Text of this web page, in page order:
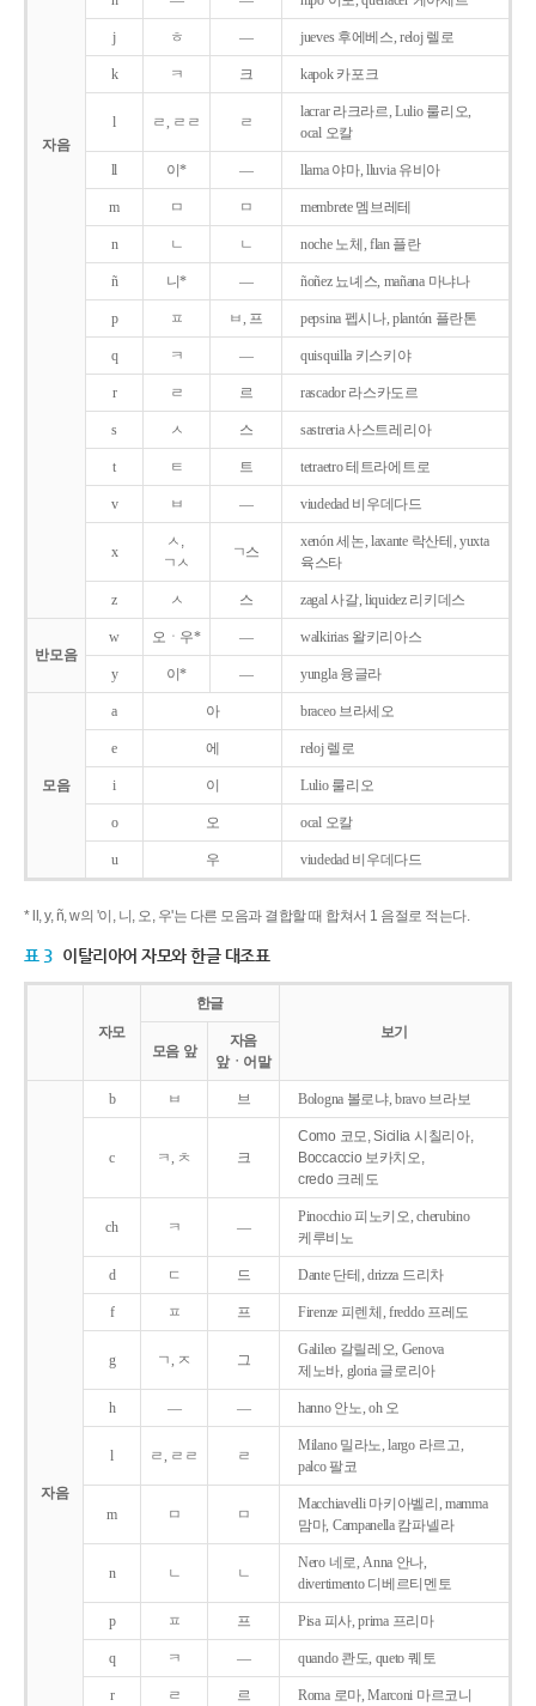
자음
j ㅎ ― jueves 후에베스, reloj 렐로
k ㅋ 크 kapok 카포크
l ㄹ, ㄹㄹ ㄹ
lacrar 라크라르, Lulio 룰리오,
ocal 오칼
ll 이* ― llama 야마, lluvia 유비아
m ㅁ ㅁ membrete 멤브레테
n ㄴ ㄴ noche 노체, flan 플란
ñ 니* ― ñoñez 뇨녜스, mañana 마냐나
p ㅍ ㅂ, 프 pepsina 펩시나, plantón 플란톤
q ㅋ ― quisquilla 키스키야
r ㄹ 르 rascador 라스카도르
s ㅅ 스 sastreria 사스트레리아
t ㅌ 트 tetraetro 테트라에트로
v ㅂ ― viudedad 비우데다드
x
ㅅ,
ㄱㅅ
ㄱ스
xenón 세논, laxante 락산테, yuxta
육스타
z ㅅ 스 zagal 사갈, liquidez 리키데스
반모음
w 오ㆍ우* ― walkirias 왈키리아스
y 이* ― yungla 융글라
모음
a 아 braceo 브라세오
e 에 reloj 렐로
i 이 Lulio 룰리오
o 오 ocal 오칼
u 우 viudedad 비우데다드
* ll, y, ñ, w의 '이, 니, 오, 우'는 다른 모음과 결합할 때 합쳐서 1 음절로 적는다.
표 3 이탈리아어 자모와 한글 대조표
자모
한글
보기
모음 앞
자음
앞ㆍ어말
자음
b ㅂ 브 Bologna 볼로냐, bravo 브라보
c ㅋ, ㅊ 크
Como 코모, Sicilia 시칠리아,
Boccaccio 보카치오,
credo 크레도
ch ㅋ ―
Pinocchio 피노키오, cherubino
케루비노
d ㄷ 드 Dante 단테, drizza 드리차
f ㅍ 프 Firenze 피렌체, freddo 프레도
g ㄱ, ㅈ 그
Galileo 갈릴레오, Genova
제노바, gloria 글로리아
h ― ― hanno 안노, oh 오
l ㄹ, ㄹㄹ ㄹ
Milano 밀라노, largo 라르고,
palco 팔코
m ㅁ ㅁ
Macchiavelli 마키아벨리, mamma
맘마, Campanella 캄파넬라
n ㄴ ㄴ
Nero 네로, Anna 안나,
divertimento 디베르티멘토
p ㅍ 프 Pisa 피사, prima 프리마
q ㅋ ― quando 콴도, queto 퀘토
r ㄹ 르 Roma 로마, Marconi 마르코니